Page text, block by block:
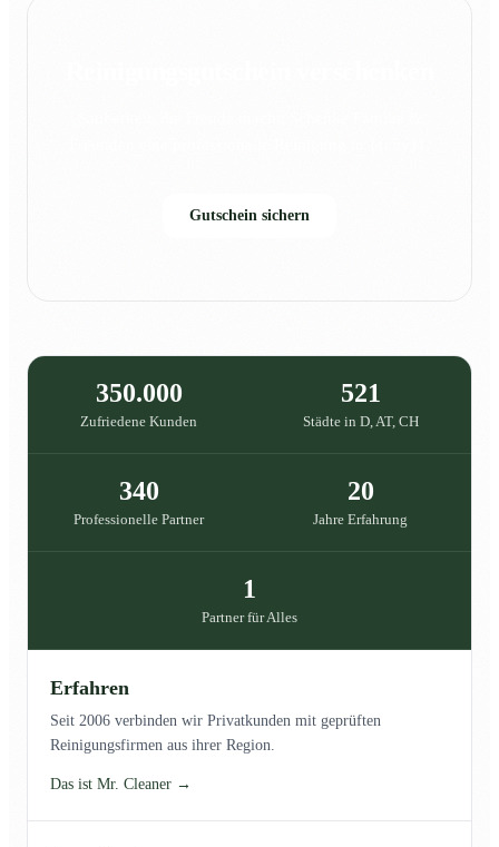
Gutschein sichern
350.000
Zufriedene Kunden
521
Städte in D, AT, CH
340
Professionelle Partner
20
Jahre Erfahrung
1
Partner für Alles
Erfahren
Seit 2006 verbinden wir Privatkunden mit geprüften
Reinigungsfirmen aus ihrer Region.
Das ist Mr. Cleaner →